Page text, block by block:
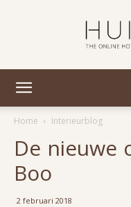
Home
Interieurblog
De nieuwe
Boo
2 februari 2018